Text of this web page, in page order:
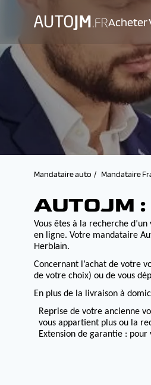
Acheter
Mandataire auto Mandataire
AUTOJM
Vous êtes à la recherche d’un
en ligne. Votre mandataire
Herblain.
Concernant l’achat de votre
de votre choix) ou de vous
En plus de la livraison à
Reprise de votre ancienne
vous appartient plus ou la
Extension de garantie :